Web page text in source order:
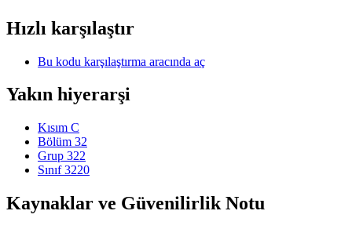
Hızlı karşılaştır
Bu kodu karşılaştırma aracında aç
Yakın hiyerarşi
Kısım C
Bölüm 32
Grup 322
Sınıf 3220
Kaynaklar ve Güvenilirlik Notu